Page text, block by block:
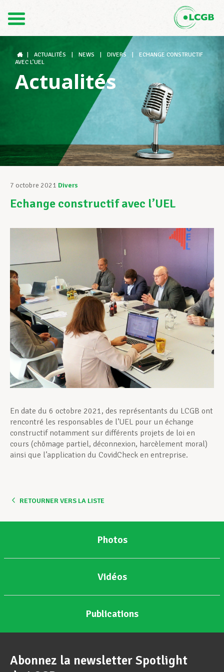
DE
Le LCGB
Structures syndicales
Assistance au Travail
Vos droits
Assistance en vie privée
Développement professionnel
Devenir Membre
Actualités
ACTUALITÉS NEWS DIVERS
ECHANGE CONSTRUCTIF
AVEC L’UEL
Actualités
7 octobre 2021 Divers
Echange constructif avec l’UEL
En date du 6 octobre 2021, des représentants du LCGB ont
rencontré les responsables de l’UEL pour un échange
constructif notamment sur différents projets de loi en
cours (chômage partiel, déconnexion, harcèlement moral)
ainsi que l’application du CovidCheck en entreprise.
RETOURNER VERS LA LISTE
Photos
Vidéos
Publications
Abonnez la newsletter Spotlight